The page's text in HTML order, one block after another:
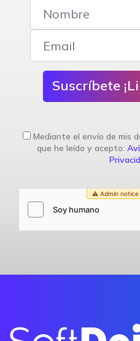
Suscríbete
Mediante el envío de mis
que he leído y acepto: